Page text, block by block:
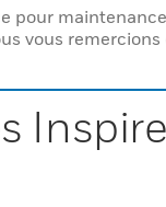
pour
vous
Inspire